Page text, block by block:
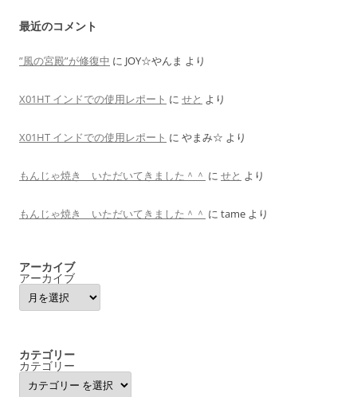
最近のコメント
”風の宮殿”が修復中 に JOY☆やんま より
X01HT インドでの使用レポート に せと より
X01HT インドでの使用レポート に やまみ☆ より
もんじゃ焼き いただいてきました＾＾ に せと より
もんじゃ焼き いただいてきました＾＾ に tame より
アーカイブ
アーカイブ
カテゴリー
カテゴリー